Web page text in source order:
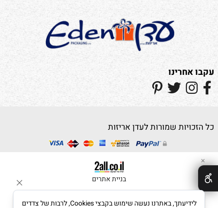
עקבו אחרינו
כל הזכויות שמורות לעדן אריזות
בניית אתרים
✕
לידיעתך, באתרנו נעשה שימוש בקבצי Cookies, לרבות של צדדים